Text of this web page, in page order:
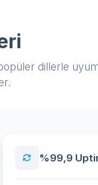
dillerle
%99,9